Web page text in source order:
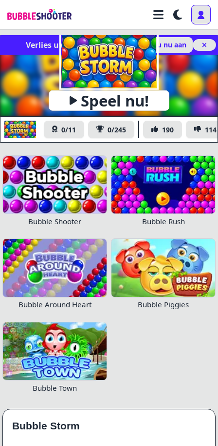
Speel nu!
Verlies uw voortgang niet! Meld u nu aan
Bubble Storm
0/11 0/245 190 114
Bubble Shooter Bubble Rush
Bubble Around Heart Bubble Piggies
Bubble Town
Bubble Storm